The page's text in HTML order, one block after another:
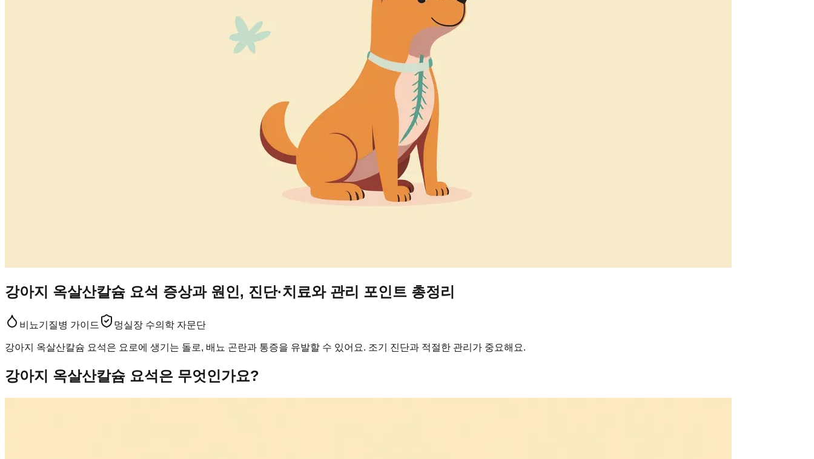
강아지 옥살산칼슘 요석 증상과 원인, 진단·치료와 관리 포인트 총정리
비뇨기 질병 가이드 멍실장 수의학 자문단
강아지 옥살산칼슘 요석은 요로에 생기는 돌로, 배뇨 곤란과 통증을 유발할 수 있어요. 조기 진단과 적절한 관리가 중요해요.
강아지 옥살산칼슘 요석은 무엇인가요?